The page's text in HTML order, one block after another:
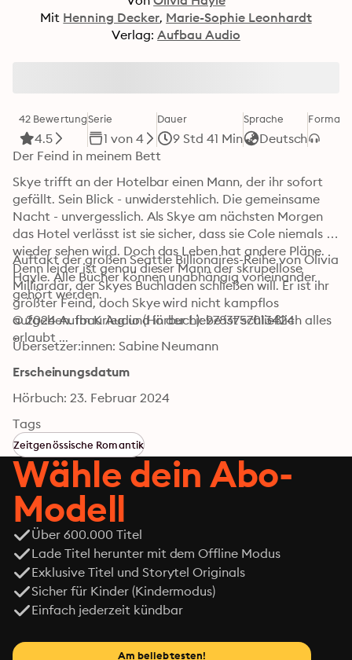
Mit Henning Decker Marie-Sophie Leonhardt
Verlag: Aufbau Audio
42 Bewertung
4.5
Serie
1 von 4
Dauer
9 Std 41 Min
Sprache
Deutsch
Format
Der Feind in meinem Bett
Skye trifft an der Hotelbar einen Mann, der ihr sofort
gefällt. Sein Blick - unwiderstehlich. Die gemeinsame
Nacht - unvergesslich. Als Skye am nächsten Morgen
das Hotel verlässt ist sie sicher, dass sie Cole niemals
wieder sehen wird. Doch das Leben hat andere Pläne.
Denn leider ist genau dieser Mann der skrupellose
Milliardär, der Skyes Buchladen schließen will. Er ist ihr
größter Feind, doch Skye wird nicht kampflos
aufgeben. Im Krieg und in der Liebe ist schließlich alles
erlaubt ...
Auftakt der großen Seattle Billionaires-Reihe von Olivia
Hayle. Alle Bücher können unabhängig voneinander
gehört werden.
© 2024 Aufbau Audio (Hörbuch): 9783757013424
Übersetzer:innen: Sabine Neumann
Erscheinungsdatum
Hörbuch: 23. Februar 2024
Tags
Zeitgenössische Romantik
Wähle dein Abo-
Modell
Über 600.000 Titel
Lade Titel herunter mit dem Offline Modus
Exklusive Titel und Storytel Originals
Sicher für Kinder (Kindermodus)
Einfach jederzeit kündbar
Am beliebtesten!